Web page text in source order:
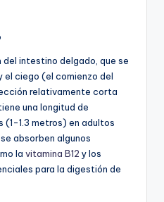
del intestino delgado, que se
el ciego (el comienzo del
relativamente corta
una longitud de
1.3 metros) en adultos
absorben algunos
la vitamina B12 y los
para la digestión de